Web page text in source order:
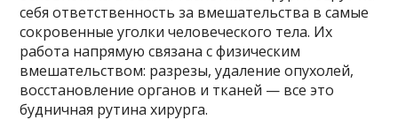
себя ответственность за вмешательства в самые
сокровенные уголки человеческого тела. Их
работа напрямую связана с физическим
вмешательством: разрезы, удаление опухолей,
восстановление органов и тканей — все это
будничная рутина хирурга.